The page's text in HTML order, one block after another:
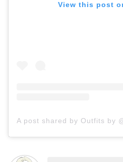
View this post